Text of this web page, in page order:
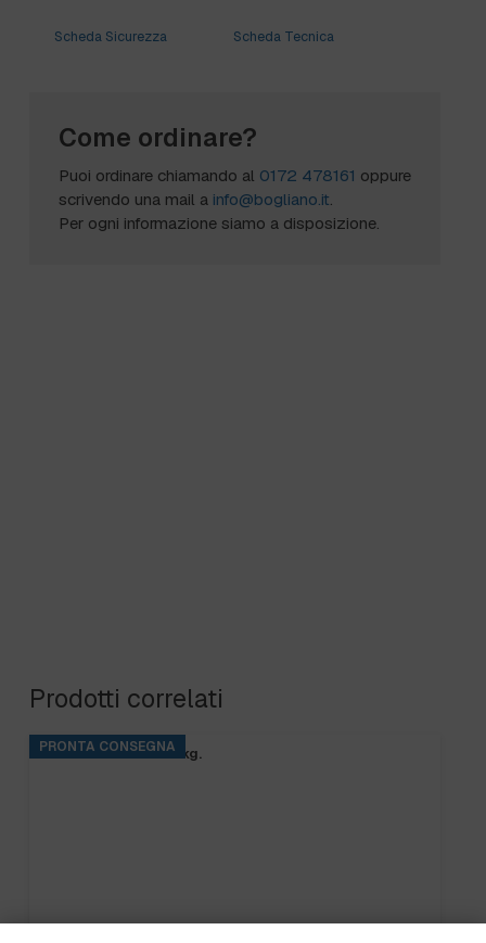
Scheda Sicurezza Scheda Tecnica
Come ordinare?
Puoi ordinare chiamando al 0172 478161 oppure
scrivendo una mail a info@bogliano.it.
Per ogni informazione siamo a disposizione.
Prodotti correlati
PRONTA CONSEGNA
BASE RINS S2 ta.5 kg.